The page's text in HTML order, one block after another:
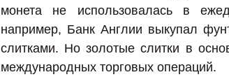
монета не использовалась в
например, Банк Англии выкупал
слитками. Но золотые слитки в
международных торговых операций.